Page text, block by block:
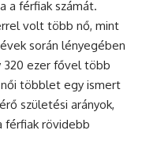
a férfiak számát.
volt több nő, mint
során lényegében
320 ezer fővel több
többlet egy ismert
születési arányok,
férfiak rövidebb